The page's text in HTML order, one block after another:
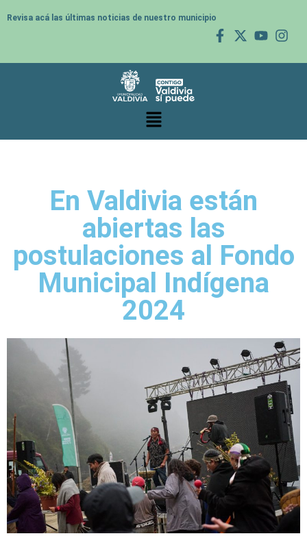
Revisa acá las últimas noticias de nuestro municipio
En Valdivia están
abiertas las
postulaciones al Fondo
Municipal Indígena
2024